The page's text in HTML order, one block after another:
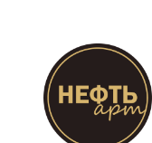
содержимому